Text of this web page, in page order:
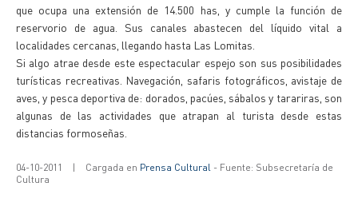
que ocupa una extensión de 14.500 has, y cumple la función de
reservorio de agua. Sus canales abastecen del líquido vital a
localidades cercanas, llegando hasta Las Lomitas.
Si algo atrae desde este espectacular espejo son sus posibilidades
turísticas recreativas. Navegación, safaris fotográficos, avistaje de
aves, y pesca deportiva de: dorados, pacúes, sábalos y tarariras, son
algunas de las actividades que atrapan al turista desde estas
distancias formoseñas.
04-10-2011 | Cargada en Prensa Cultural - Fuente: Subsecretaría de
Cultura